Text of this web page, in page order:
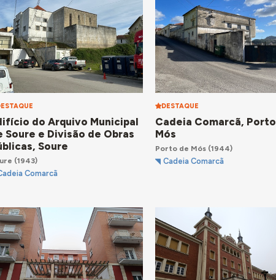
do Arquivo Municipal
Soure e Divisão de Obras
Soure
(1943)
Comarcã
DESTAQUE
Cadeia Comarcã,
Mós
Porto de Mós (1944)
Cadeia Comarcã